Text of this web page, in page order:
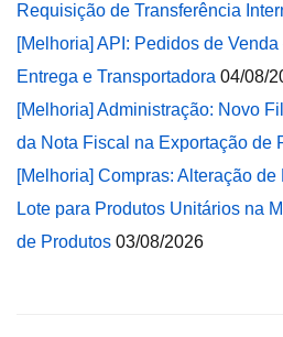
Requisição de Transferência
[Melhoria] API: Pedidos de
Entrega e Transportadora 04/08/
[Melhoria] Administração: Novo
da Nota Fiscal na Exportação de
[Melhoria] Compras: Alteração
Lote para Produtos Unitários na
de Produtos 03/08/2026